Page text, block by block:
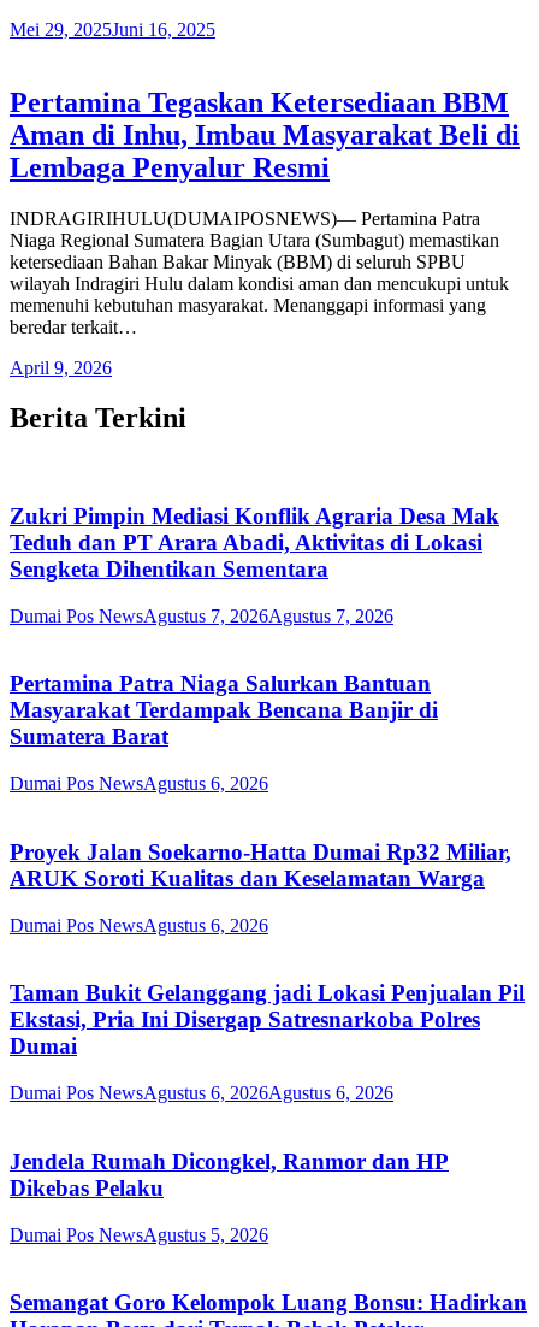
Mei 29, 2025Juni 16, 2025
Pertamina Tegaskan Ketersediaan BBM
Aman di Inhu, Imbau Masyarakat Beli di
Lembaga Penyalur Resmi
INDRAGIRIHULU(DUMAIPOSNEWS)— Pertamina Patra
Niaga Regional Sumatera Bagian Utara (Sumbagut) memastikan
ketersediaan Bahan Bakar Minyak (BBM) di seluruh SPBU
wilayah Indragiri Hulu dalam kondisi aman dan mencukupi untuk
memenuhi kebutuhan masyarakat. Menanggapi informasi yang
beredar terkait…
April 9, 2026
Berita Terkini
Zukri Pimpin Mediasi Konflik Agraria Desa Mak
Teduh dan PT Arara Abadi, Aktivitas di Lokasi
Sengketa Dihentikan Sementara
Dumai Pos NewsAgustus 7, 2026Agustus 7, 2026
Pertamina Patra Niaga Salurkan Bantuan
Masyarakat Terdampak Bencana Banjir di
Sumatera Barat
Dumai Pos NewsAgustus 6, 2026
Proyek Jalan Soekarno-Hatta Dumai Rp32 Miliar,
ARUK Soroti Kualitas dan Keselamatan Warga
Dumai Pos NewsAgustus 6, 2026
Taman Bukit Gelanggang jadi Lokasi Penjualan Pil
Ekstasi, Pria Ini Disergap Satresnarkoba Polres
Dumai
Dumai Pos NewsAgustus 6, 2026Agustus 6, 2026
Jendela Rumah Dicongkel, Ranmor dan HP
Dikebas Pelaku
Dumai Pos NewsAgustus 5, 2026
Semangat Goro Kelompok Luang Bonsu: Hadirkan